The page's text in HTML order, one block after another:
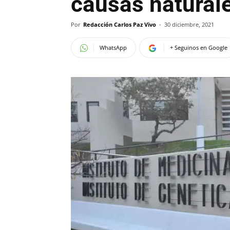
Por Redacción Carlos Paz Vivo - 30 diciembre, 2021
WhatsApp + Seguinos en Google